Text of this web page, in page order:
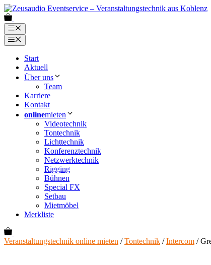
Zum
Inhalt
springenMenü
Menü
Start
Aktuell
Über uns
Team
Karriere
Kontakt
onlinemieten
Videotechnik
Tontechnik
Lichttechnik
Konferenztechnik
Netzwerktechnik
Rigging
Bühnen
Special FX
Setbau
Mietmöbel
Merkliste
Veranstaltungstechnik online mieten /Tontechnik /Intercom /